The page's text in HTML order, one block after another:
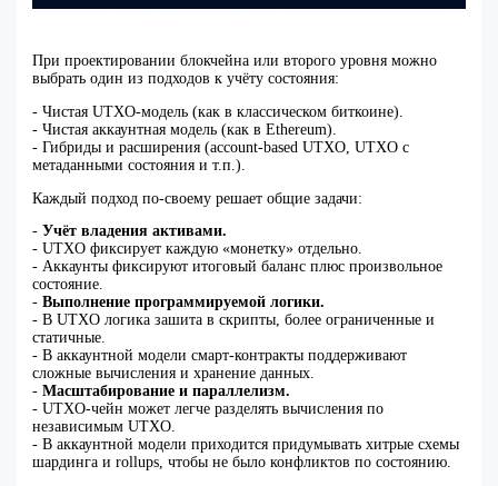
При проектировании блокчейна или второго уровня можно
выбрать один из подходов к учёту состояния:
- Чистая UTXO‑модель (как в классическом биткоине).
- Чистая аккаунтная модель (как в Ethereum).
- Гибриды и расширения (account‑based UTXO, UTXO с
метаданными состояния и т.п.).
Каждый подход по‑своему решает общие задачи:
-Учёт владения активами.
- UTXO фиксирует каждую «монетку» отдельно.
- Аккаунты фиксируют итоговый баланс плюс произвольное
состояние.
-Выполнение программируемой логики.
- В UTXO логика зашита в скрипты, более ограниченные и
статичные.
- В аккаунтной модели смарт‑контракты поддерживают
сложные вычисления и хранение данных.
-Масштабирование и параллелизм.
- UTXO‑чейн может легче разделять вычисления по
независимым UTXO.
- В аккаунтной модели приходится придумывать хитрые схемы
шардинга и rollups, чтобы не было конфликтов по состоянию.